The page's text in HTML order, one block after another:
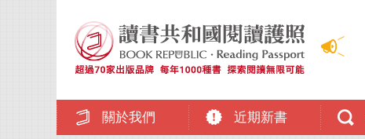
關於我們 近期新書